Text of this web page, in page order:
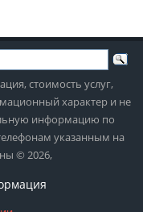
стоимость услуг,
характер и не
информацию по
указанным на
© 2026,